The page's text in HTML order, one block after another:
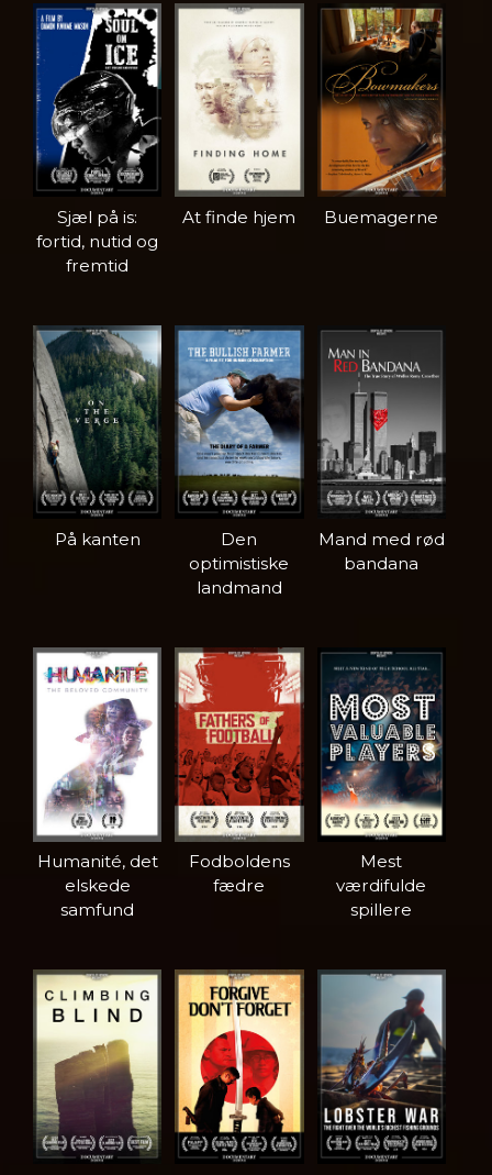
Sjæl på is:
fortid, nutid og
fremtid
At finde hjem Buemagerne
På kanten
Den
optimistiske
landmand
Mand med rød
bandana
Humanité, det
elskede
samfund
Fodboldens
fædre
Mest
værdifulde
spillere